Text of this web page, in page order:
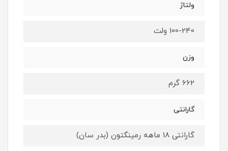
ولتاژ
100-240 ولت
وزن
662 گرم
گارانتی
گارانتی 18 ماهه رمینگتون (بدر سان)